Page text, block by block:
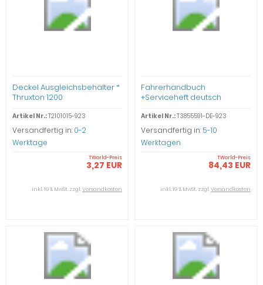
Deckel Ausgleichsbehälter *
Thruxton 1200
Artikel Nr.:T2101015-923
Versandfertig in: 0-2
Werktage
TWorld-Preis
3,27 EUR
inkl. 19 % MwSt. zzgl.Versandkosten
Fahrerhandbuch
+Serviceheft deutsch
Artikel Nr.:T3855591-DE-923
Versandfertig in: 5-10
Werktagen
TWorld-Preis
84,43 EUR
inkl. 19 % MwSt. zzgl.Versandkosten